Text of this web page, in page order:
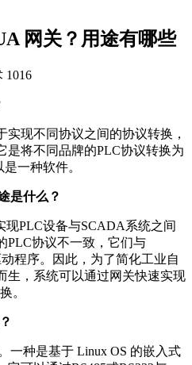
网关？用途有哪些
1016
实现不同协议之间的协议转换，
是将不同品牌的PLC协议转换为
一种软件。
是什么？
现PLC设备与SCADA系统之间
PLC协议不一致，它们与
程序。因此，为了简化工业自
生，系统可以通过网关快速实现
。
一种是基于 Linux OS 的嵌入式